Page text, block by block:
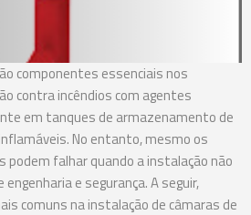
componentes essenciais nos
contra incêndios com agentes
em tanques de armazenamento de
No entanto, mesmo os
falhar quando a instalação não
e segurança. A seguir,
comuns na instalação de câmaras de